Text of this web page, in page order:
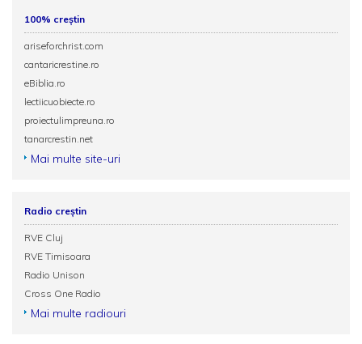
100% creștin
ariseforchrist.com
cantaricrestine.ro
eBiblia.ro
lectiicuobiecte.ro
proiectulimpreuna.ro
tanarcrestin.net
Mai multe site-uri
Radio creștin
RVE Cluj
RVE Timisoara
Radio Unison
Cross One Radio
Mai multe radiouri